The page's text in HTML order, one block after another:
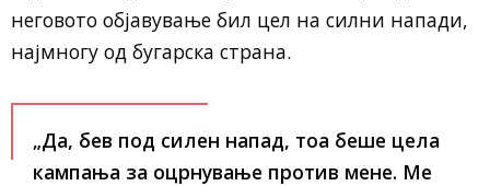
неговото објавување бил цел на силни напади,
најмногу од бугарска страна.
„Да, бев под силен напад, тоа беше цела
кампања за оцрнување против мене. Ме